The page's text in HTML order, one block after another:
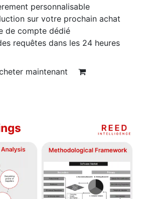
personnalisable
sur votre prochain achat
de compte dédié
requêtes dans les 24 heures
maintenant